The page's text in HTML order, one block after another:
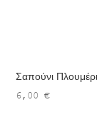
Σαπούνι
6,00€